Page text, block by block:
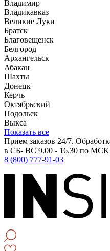
Владимир
Владикавказ
Великие Луки
Братск
Благовещенск
Белгород
Архангельск
Абакан
Шахты
Донецк
Керчь
Октябрьский
Подольск
Выкса
Показать все
Прием заказов 24/7.
в СБ- ВС 9.00 - 16.30 по МСК
8 (800) 777-91-03